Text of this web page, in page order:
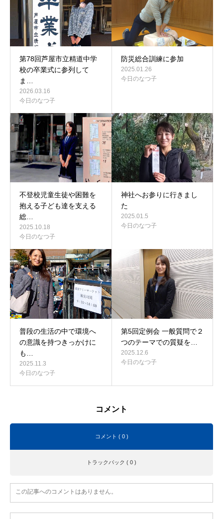
第78回芦屋市立精道中学
校の卒業式に参列して
ま…
2026.03.16
今日のなつ子
防災総合訓練に参加
2025.01.26
今日のなつ子
不登校児童生徒や困難を
抱える子ども達を支える
総…
2025.10.18
今日のなつ子
神社へお参りに行きまし
た
2025.01.5
今日のなつ子
普段の生活の中で環境へ
の意識を持つきっかけに
も…
2025.11.3
今日のなつ子
第5回定例会 一般質問で２
つのテーマでの質疑を…
2025.12.6
今日のなつ子
コメント
コメント ( 0 )
トラックバック ( 0 )
この記事へのコメントはありません。